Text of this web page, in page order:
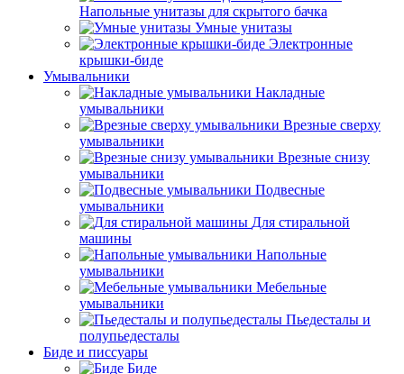
Напольные унитазы для скрытого бачка
Умные унитазы
Электронные
крышки-биде
Умывальники
Накладные
умывальники
Врезные сверху
умывальники
Врезные снизу
умывальники
Подвесные
умывальники
Для стиральной
машины
Напольные
умывальники
Мебельные
умывальники
Пьедесталы и
полупьедесталы
Биде и писсуары
Биде